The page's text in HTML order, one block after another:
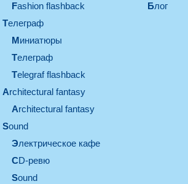
Fashion flashback
телеграф
миниатюры
телеграф
Telegraf flashback
architectural fantasy
architectural fantasy
sound
электрическое кафе
CD-ревю
sound
Блог